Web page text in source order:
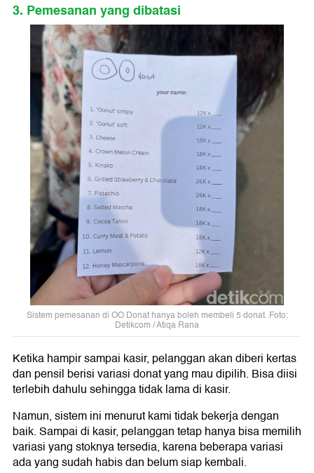
3. Pemesanan yang dibatasi
Sistem pemesanan di OO Donat hanya boleh membeli 5 donat. Foto:
Detikcom / Atiqa Rana
Ketika hampir sampai kasir, pelanggan akan diberi kertas
dan pensil berisi variasi donat yang mau dipilih. Bisa diisi
terlebih dahulu sehingga tidak lama di kasir.
Namun, sistem ini menurut kami tidak bekerja dengan
baik. Sampai di kasir, pelanggan tetap hanya bisa memilih
variasi yang stoknya tersedia, karena beberapa variasi
ada yang sudah habis dan belum siap kembali.